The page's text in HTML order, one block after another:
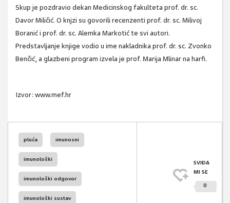
Skup je pozdravio dekan Medicinskog fakulteta prof. dr. sc.
Davor Miličić. O knjzi su govorili recenzenti prof. dr. sc. Milivoj
Boranić i prof. dr. sc. Alemka Markotić te svi autori.
Predstavljanje knjige vodio u ime nakladnika prof. dr. sc. Zvonko
Benčić, a glazbeni program izvela je prof. Marija Mlinar na harfi.
Izvor: www.mef.hr
pluća imunosni
imunološki
imunološki odgovor
imunološki sustav
SVIĐA
MI SE
0